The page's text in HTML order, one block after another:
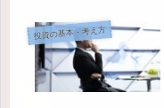
投資の基本・考え方